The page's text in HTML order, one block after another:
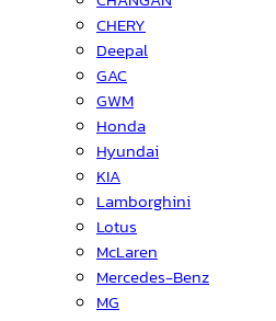
CHERY
Deepal
GAC
GWM
Honda
Hyundai
KIA
Lamborghini
Lotus
McLaren
Mercedes-Benz
MG